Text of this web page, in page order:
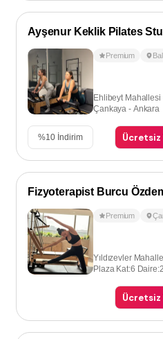
Ayşenur Keklik Pilates
Premium
Ehlibeyt
Çankaya - Ankara
%10 İndirim Ücretsiz
Fizyoterapist Burcu
Premium
Yıldızevler
Plaza Kat:6
Ücretsiz